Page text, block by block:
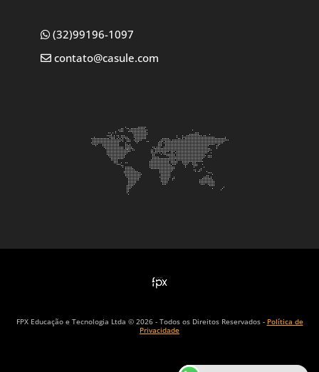
(32)99196-1097
contato@casule.com
FPX Educação e Tecnologia Ltda © 2026 - Todos os Direitos Reservados - Política de
Privacidade